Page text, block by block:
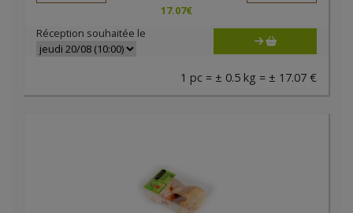
17.07€
Réception souhaitée le
1 pc = ± 0.5 kg = ± 17.07 €